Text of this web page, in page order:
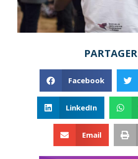
PARTAGER
Facebook
LinkedIn
Email